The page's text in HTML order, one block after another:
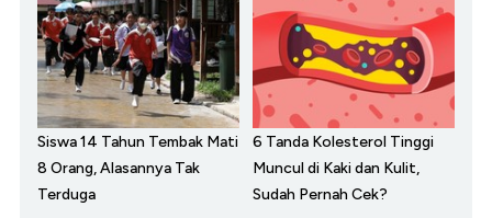
Siswa 14 Tahun Tembak Mati
8 Orang, Alasannya Tak
Terduga
6 Tanda Kolesterol Tinggi
Muncul di Kaki dan Kulit,
Sudah Pernah Cek?